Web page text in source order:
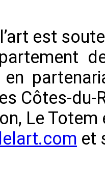
est
en
Côtes-du-
Le Totem
et